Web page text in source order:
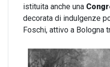
istituita anche una
decorata di indulgenze
Foschi, attivo a Bologna